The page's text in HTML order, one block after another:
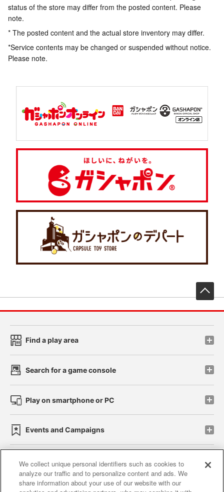
status of the store may differ from the posted content. Please
note.
* The posted content and the actual store inventory may differ.
*Service contents may be changed or suspended without notice.
Please note.
Find a play area
Search for a game console
Play on smartphone or PC
Events and Campaigns
Affiliate Sustainability site policy privacy policy
We collect unique personal identifiers such as cookies to
analyze our traffic and to personalize content and ads. We
share information about your use of our website with our